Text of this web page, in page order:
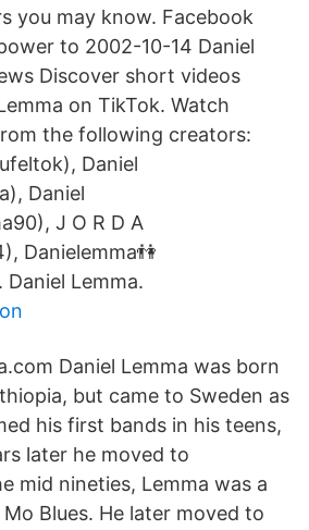
you may know. Facebook
to 2002-10-14 Daniel
Discover short videos
on TikTok. Watch
the following creators:
Daniel
Daniel
J O R D A
Danielemma👫
Daniel Lemma.
Daniel Lemma was born
but came to Sweden as
his first bands in his teens,
later he moved to
mid nineties, Lemma was a
Blues. He later moved to